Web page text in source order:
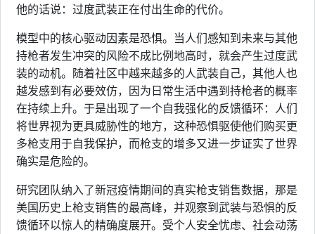
他的话说：过度武装正在付出生命的代价。
模型中的核心驱动因素是恐惧。当人们感知到未来与其他
持枪者发生冲突的风险不成比例地高时，就会产生过度武
装的动机。随着社区中越来越多的人武装自己，其他人也
越发感到有必要效仿，因为日常生活中遇到持枪者的概率
在持续上升。于是出现了一个自我强化的反馈循环：人们
将世界视为更具威胁性的地方，这种恐惧驱使他们购买更
多枪支用于自我保护，而枪支的增多又进一步证实了世界
确实是危险的。
研究团队纳入了新冠疫情期间的真实枪支销售数据，那是
美国历史上枪支销售的最高峰，并观察到武装与恐惧的反
馈循环以惊人的精确度展开。受个人安全忧虑、社会动荡